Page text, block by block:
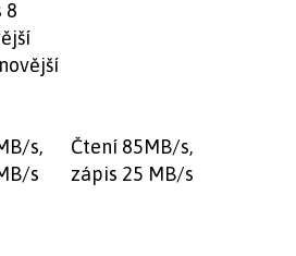
8
s,
s
Čtení 85MB/s,
zápis 25 MB/s